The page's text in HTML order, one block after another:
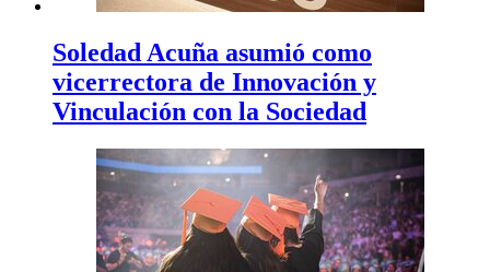
Soledad Acuña asumió como
vicerrectora de Innovación y
Vinculación con la Sociedad